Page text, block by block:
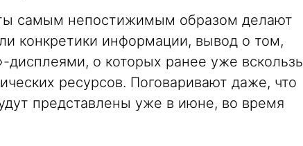
самым непостижимым образом делают
конкретики информации, вывод о том,
дисплеями, о которых ранее уже вскользь
ресурсов. Поговаривают даже, что
представлены уже в июне, во время